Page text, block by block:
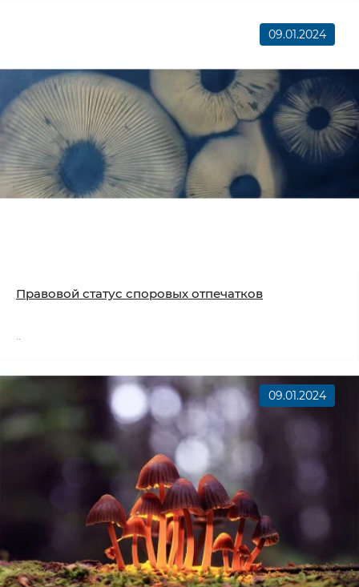
09.01.2024
Правовой статус споровых отпечатков
09.01.2024